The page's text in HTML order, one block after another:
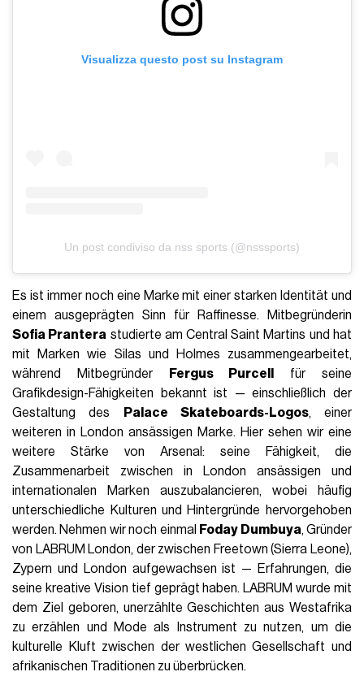
Visualizza questo post su Instagram
Un post condiviso da nss sports (@nsssports)
Es ist immer noch eine Marke mit einer starken Identität und
einem ausgeprägten Sinn für Raffinesse. Mitbegründerin
Sofia Prantera studierte am Central Saint Martins und hat
mit Marken wie Silas und Holmes zusammengearbeitet,
während Mitbegründer
Fergus Purcell
für seine
Grafikdesign-Fähigkeiten bekannt ist — einschließlich der
Gestaltung des
Palace Skateboards-Logos, einer
weiteren in London ansässigen Marke. Hier sehen wir eine
weitere Stärke von Arsenal: seine Fähigkeit, die
Zusammenarbeit zwischen in London ansässigen und
internationalen Marken auszubalancieren, wobei häufig
unterschiedliche Kulturen und Hintergründe hervorgehoben
werden. Nehmen wir noch einmal Foday Dumbuya, Gründer
von LABRUM London, der zwischen Freetown (Sierra Leone),
Zypern und London aufgewachsen ist — Erfahrungen, die
seine kreative Vision tief geprägt haben. LABRUM wurde mit
dem Ziel geboren, unerzählte Geschichten aus Westafrika
zu erzählen und Mode als Instrument zu nutzen, um die
kulturelle Kluft zwischen der westlichen Gesellschaft und
afrikanischen Traditionen zu überbrücken.